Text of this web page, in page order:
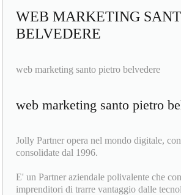
WEB MARKETING
BELVEDERE
web marketing santo pietro belvedere
web marketing santo pietro
Jolly Partner opera nel mondo digitale,
consolidate dal 1996.
E' un Partner aziendale polivalente che
imprenditori di trarre vantaggio dalle